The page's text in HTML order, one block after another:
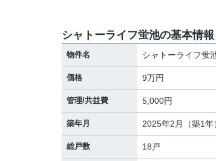
シャトーライフ蛍池の基本情報
物件名 シャトーライフ蛍
価格 9万円
管理/共益費 5,000円
築年月 2025年2月（築1年
総戸数 18戸